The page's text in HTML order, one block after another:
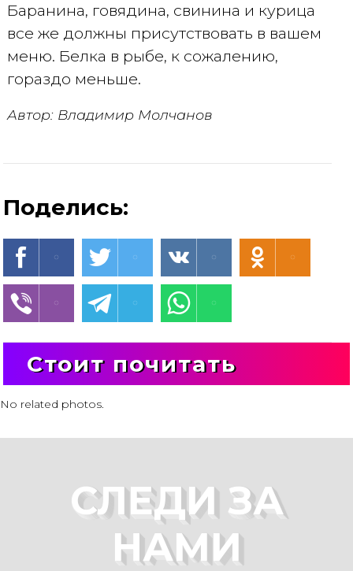
Баранина, говядина, свинина и курица
все же должны присутствовать в вашем
меню. Белка в рыбе, к сожалению,
гораздо меньше.
Автор: Владимир Молчанов
Поделись:
Стоит почитать
No related photos.
СЛЕДИ ЗА
НАМИ